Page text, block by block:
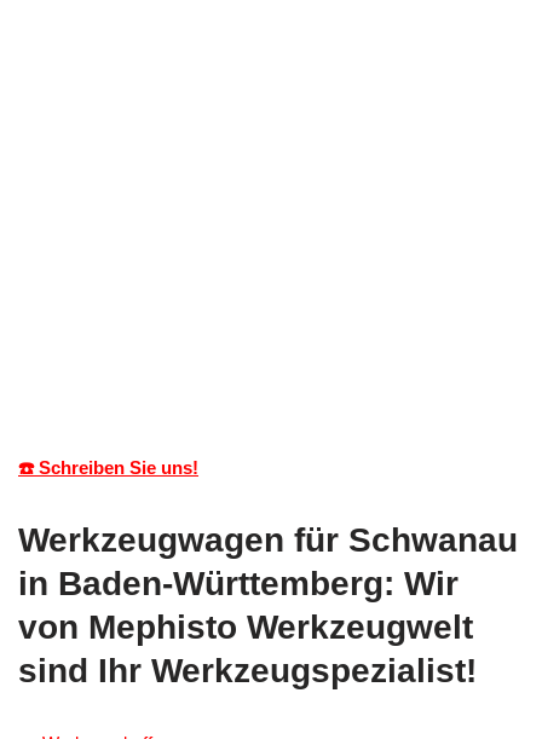
☎️ Schreiben Sie uns!
Werkzeugwagen für Schwanau
in Baden-Württemberg: Wir
von Mephisto Werkzeugwelt
sind Ihr Werkzeugspezialist!